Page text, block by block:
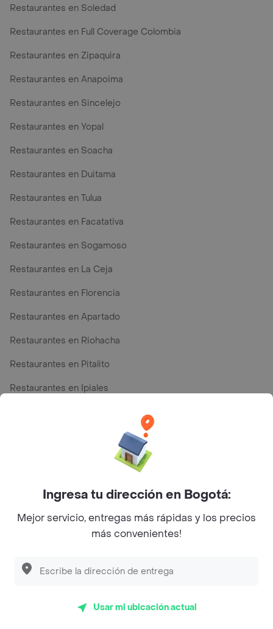
Restaurantes en Soledad
Restaurantes en Full Coverage Colombia
Restaurantes en Zipaquira
Restaurantes en Anapoima
Restaurantes en Sincelejo
Restaurantes en Yopal
Restaurantes en Soacha
Restaurantes en Duitama
Restaurantes en Tulua
Restaurantes en Facatativa
Restaurantes en Sogamoso
Restaurantes en La Ceja
Restaurantes en Florencia
Restaurantes en Apartado
Restaurantes en Riohacha
Restaurantes en Pitalito
Restaurantes en Ipiales
Top Marcas y Cadenas de Restaurantes
Encuéntranos en estos países
App Store Google play AppGallery
Ingresa tu dirección en Bogotá:
Mejor servicio, entregas más rápidas y los precios
más convenientes!
Usar mi ubicación actual